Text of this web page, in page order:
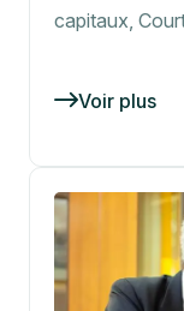
capitaux,
Voir plus